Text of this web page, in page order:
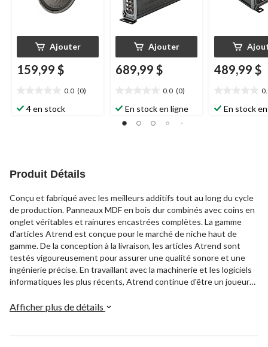
Ajouter
159,99 $
0.0 (0)
étoile(s)
4 en stock
Ajouter
689,99 $
0.0 (0)
étoile(s)
sur
En stock en ligne
489,99 $
étoile(s)
En stock
Produit Détails
Conçu et fabriqué avec les meilleurs additifs tout au long du cycle
de production. Panneaux MDF en bois dur combinés avec coins en
onglet véritables et rainures encastrées complètes. La gamme
d'articles Atrend est conçue pour le marché de niche haut de
gamme. De la conception à la livraison, les articles Atrend sont
testés vigoureusement pour assurer une qualité sonore et une
ingénierie précise. En travaillant avec la machinerie et les logiciels
informatiques les plus récents, Atrend continue d'être un joueur
qualité en utilisant uniquement les processus d'ingénierie et de
Afficher plus de détails